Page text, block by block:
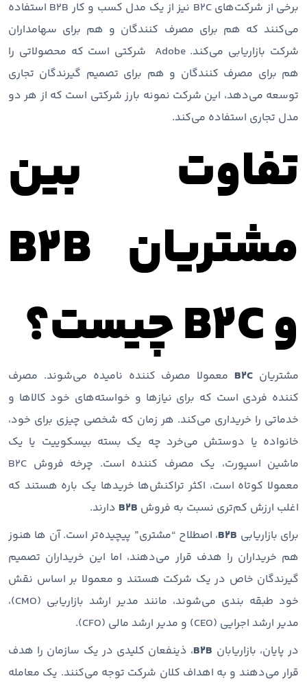
برخی از شرکت‌های B2C نیز از یک مدل کسب ‌و کار B2B استفاده
می‌کنند که هم برای مصرف ‌کنندگان و هم برای سهامداران
شرکت بازاریابی می‌کند. Adobe شرکتی است که محصولاتی را
هم برای مصرف کنندگان و هم برای تصمیم گیرندگان تجاری
توسعه می‌دهد، این شرکت نمونه بارز شرکتی است که از هر دو
مدل تجاری استفاده می‌کند.
تفاوت بین
مشتریان B2B
و B2C چیست؟
مشتریان B2C معمولا مصرف کننده نامیده می‌شوند. مصرف
کننده فردی است که برای نیازها و خواسته‌های خود کالاها و
خدماتی را خریداری می‌کند. هر زمان که شخصی چیزی برای خود،
خانواده یا دوستش می‌خرد چه یک بسته بیسکوییت یا یک
ماشین اسپورت، یک مصرف کننده است. چرخه فروش B2C
معمولا کوتاه است، اکثر تراکنش‌ها خریدها یک ‌باره هستند که
اغلب ارزش کم‌تری نسبت به فروش B2B دارند.
برای بازاریابی B2B، اصطلاح “مشتری” پیچیده‌تر است. آن ها هنوز
هم خریداران را هدف قرار می‌دهند، اما این خریداران تصمیم
گیرندگان خاص در یک شرکت هستند و معمولا بر اساس نقش
خود طبقه بندی می‌شوند، مانند مدیر ارشد بازاریابی (CMO)،
مدیر ارشد اجرایی (CEO) و مدیر ارشد مالی (CFO).
در پایان، بازاریابان B2B، ذینفعان کلیدی در یک سازمان را هدف
قرار می‌دهند و به اهداف کلان شرکت توجه می‌کنند. یک معامله